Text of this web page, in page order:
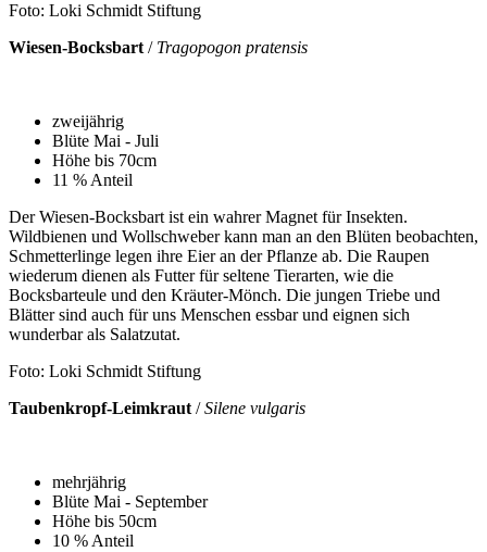
Foto: Loki Schmidt Stiftung
Wiesen-Bocksbart / Tragopogon pratensis
zweijährig
Blüte Mai - Juli
Höhe bis 70cm
11 % Anteil
Der Wiesen-Bocksbart ist ein wahrer Magnet für Insekten.
Wildbienen und Wollschweber kann man an den Blüten beobachten,
Schmetterlinge legen ihre Eier an der Pflanze ab. Die Raupen
wiederum dienen als Futter für seltene Tierarten, wie die
Bocksbarteule und den Kräuter-Mönch. Die jungen Triebe und
Blätter sind auch für uns Menschen essbar und eignen sich
wunderbar als Salatzutat.
Foto: Loki Schmidt Stiftung
Taubenkropf-Leimkraut /Silene vulgaris
mehrjährig
Blüte Mai - September
Höhe bis 50cm
10 % Anteil